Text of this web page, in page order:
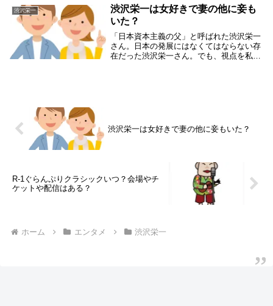
す。血洗島の由来や場所について調べてみ
ました。血洗...
渋沢栄一
渋沢栄一は女好きで妻の他に妾も
いた？
「日本資本主義の父」と呼ばれた渋沢栄一
さん。日本の発展にはなくてはならない存
在だった渋沢栄一さん。でも、視点を私生
渋沢栄一は女好きで妻の他に妾もいた？
R-1ぐらんぷりクラシックいつ？会場やチ
ケットや配信はある？
ホーム エンタメ 渋沢栄一